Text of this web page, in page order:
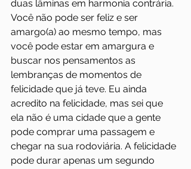
duas lâminas em harmonia contrária.
Você não pode ser feliz e ser
amargo(a) ao mesmo tempo, mas
você pode estar em amargura e
buscar nos pensamentos as
lembranças de momentos de
felicidade que já teve. Eu ainda
acredito na felicidade, mas sei que
ela não é uma cidade que a gente
pode comprar uma passagem e
chegar na sua rodoviária. A felicidade
pode durar apenas um segundo